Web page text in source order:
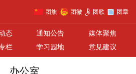
团旗 团徽 团歌 团章
态 通知公告
媒体聚焦
栏 学习园地 意见建议
办公室